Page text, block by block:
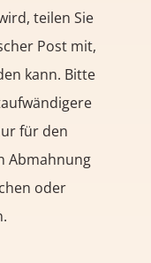
teilen Sie
Post mit,
kann. Bitte
für den
Abmahnung
oder